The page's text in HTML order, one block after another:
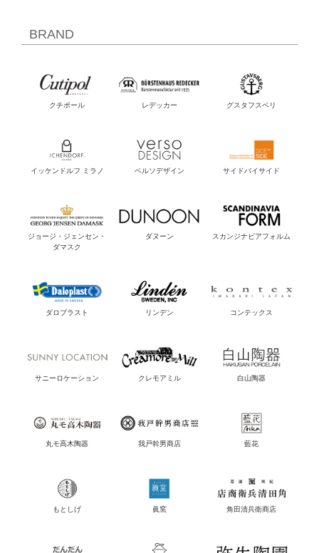
BRAND
クチポール レデッカー グスタフスベリ
イッケンドルフ ミラノ ベルソデザイン サイドバイサイド
ジョージ・ジェンセン・
ダマスク
ダヌーン スカンジナビアフォルム
ダロプラスト リンデン コンテックス
サニーロケーション クレモアミル 白山陶器
丸モ高木陶器 我戸幹男商店 藍花
もとしげ 眞窯 角田清兵衛商店